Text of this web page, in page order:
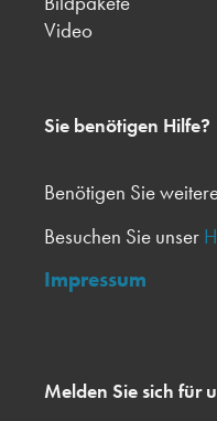
Video
Sie benötigen Hilfe?
Benötigen Sie
Besuchen Sie unser
Impressum
Melden Sie sich für